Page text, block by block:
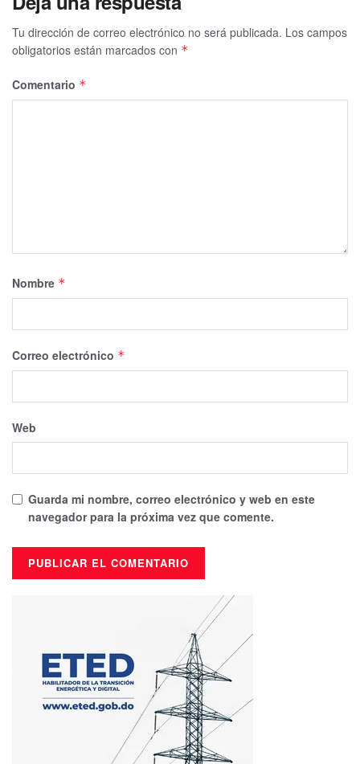
Tu dirección de correo electrónico no será publicada. Los campos
obligatorios están marcados con *
Comentario *
Nombre *
Correo electrónico *
Web
Guarda mi nombre, correo electrónico y web en este
navegador para la próxima vez que comente.